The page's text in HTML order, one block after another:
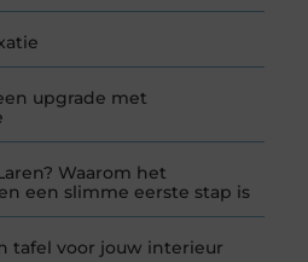
upgrade met
Waarom het
een slimme eerste stap is
tafel voor jouw interieur